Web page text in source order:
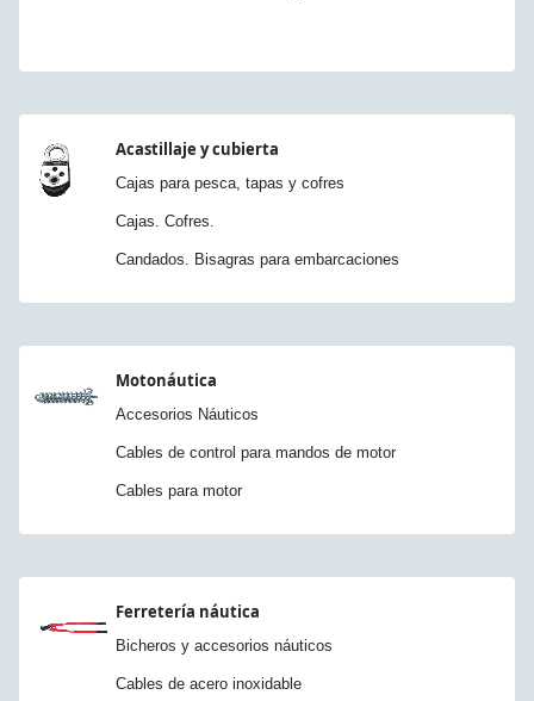
Acastillaje y cubierta
Cajas para pesca, tapas y cofres
Cajas. Cofres.
Candados. Bisagras para embarcaciones
Motonáutica
Accesorios Náuticos
Cables de control para mandos de motor
Cables para motor
Ferretería náutica
Bicheros y accesorios náuticos
Cables de acero inoxidable